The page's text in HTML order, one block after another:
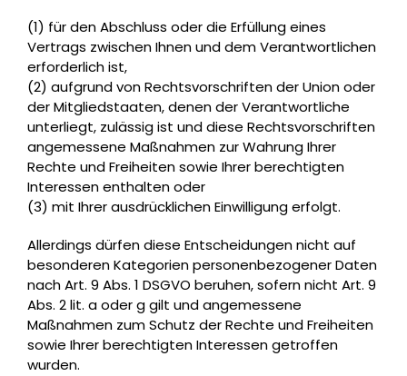
(1) für den Abschluss oder die Erfüllung eines
Vertrags zwischen Ihnen und dem Verantwortlichen
erforderlich ist,
(2) aufgrund von Rechtsvorschriften der Union oder
der Mitgliedstaaten, denen der Verantwortliche
unterliegt, zulässig ist und diese Rechtsvorschriften
angemessene Maßnahmen zur Wahrung Ihrer
Rechte und Freiheiten sowie Ihrer berechtigten
Interessen enthalten oder
(3) mit Ihrer ausdrücklichen Einwilligung erfolgt.
Allerdings dürfen diese Entscheidungen nicht auf
besonderen Kategorien personenbezogener Daten
nach Art. 9 Abs. 1 DSGVO beruhen, sofern nicht Art. 9
Abs. 2 lit. a oder g gilt und angemessene
Maßnahmen zum Schutz der Rechte und Freiheiten
sowie Ihrer berechtigten Interessen getroffen
wurden.